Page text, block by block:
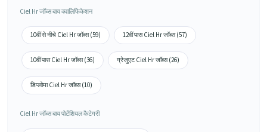
Ciel Hr जॉब्स बाय क्वालिफिकेशन
10वीं से नीचे Ciel Hr जॉब्स (59) 12वीं पास Ciel Hr जॉब्स (57)
10वीं पास Ciel Hr जॉब्स (36) ग्रेजुएट Ciel Hr जॉब्स (26)
डिप्लोमा Ciel Hr जॉब्स (10)
Ciel Hr जॉब्स बाय पोटेंशियल कैटेगरी